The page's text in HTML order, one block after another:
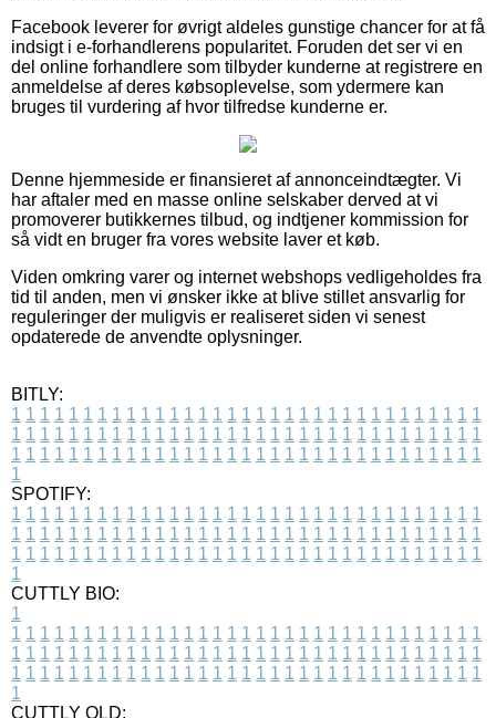
Facebook leverer for øvrigt aldeles gunstige chancer for at få
indsigt i e-forhandlerens popularitet. Foruden det ser vi en
del online forhandlere som tilbyder kunderne at registrere en
anmeldelse af deres købsoplevelse, som ydermere kan
bruges til vurdering af hvor tilfredse kunderne er.
Denne hjemmeside er finansieret af annonceindtægter. Vi
har aftaler med en masse online selskaber derved at vi
promoverer butikkernes tilbud, og indtjener kommission for
så vidt en bruger fra vores website laver et køb.
Viden omkring varer og internet webshops vedligeholdes fra
tid til anden, men vi ønsker ikke at blive stillet ansvarlig for
reguleringer der muligvis er realiseret siden vi senest
opdaterede de anvendte oplysninger.
BITLY:
1 1 1 1 1 1 1 1 1 1 1 1 1 1 1 1 1 1 1 1 1 1 1 1 1 1 1 1 1 1 1 1 1
1 1 1 1 1 1 1 1 1 1 1 1 1 1 1 1 1 1 1 1 1 1 1 1 1 1 1 1 1 1 1 1 1
1 1 1 1 1 1 1 1 1 1 1 1 1 1 1 1 1 1 1 1 1 1 1 1 1 1 1 1 1 1 1 1 1
1
SPOTIFY:
1 1 1 1 1 1 1 1 1 1 1 1 1 1 1 1 1 1 1 1 1 1 1 1 1 1 1 1 1 1 1 1 1
1 1 1 1 1 1 1 1 1 1 1 1 1 1 1 1 1 1 1 1 1 1 1 1 1 1 1 1 1 1 1 1 1
1 1 1 1 1 1 1 1 1 1 1 1 1 1 1 1 1 1 1 1 1 1 1 1 1 1 1 1 1 1 1 1 1
1
CUTTLY BIO:
1
1 1 1 1 1 1 1 1 1 1 1 1 1 1 1 1 1 1 1 1 1 1 1 1 1 1 1 1 1 1 1 1 1
1 1 1 1 1 1 1 1 1 1 1 1 1 1 1 1 1 1 1 1 1 1 1 1 1 1 1 1 1 1 1 1 1
1 1 1 1 1 1 1 1 1 1 1 1 1 1 1 1 1 1 1 1 1 1 1 1 1 1 1 1 1 1 1 1 1
1
CUTTLY OLD: